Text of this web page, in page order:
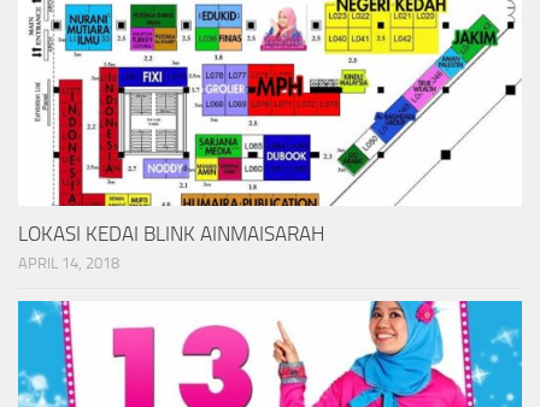
LOKASI KEDAI BLINK AINMAISARAH
APRIL 14, 2018